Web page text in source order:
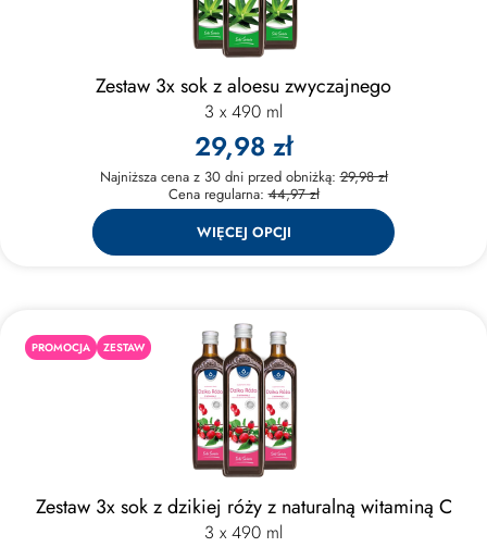
Zestaw 3x sok z aloesu zwyczajnego
3 x 490 ml
29,98 zł
Najniższa cena z 30 dni przed obniżką:29,98 zł
Cena regularna:44,97 zł
WIĘCEJ OPCJI
PROMOCJA ZESTAW
Zestaw 3x sok z dzikiej róży z naturalną witaminą C
3 x 490 ml